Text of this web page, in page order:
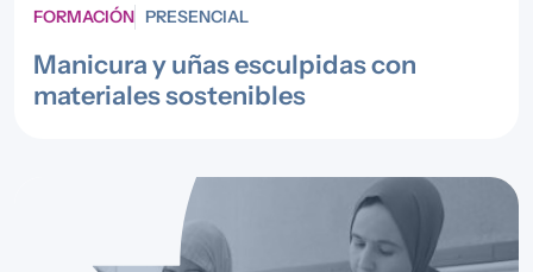
FORMACIÓN PRESENCIAL
Manicura y uñas esculpidas con
materiales sostenibles